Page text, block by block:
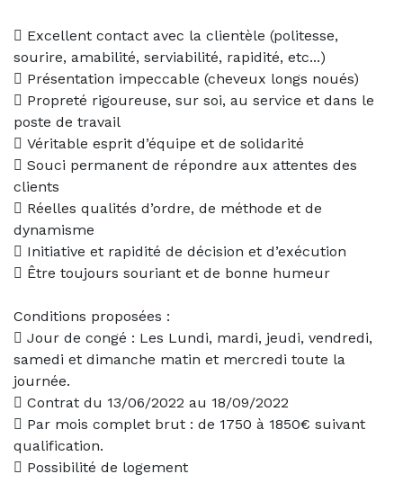
 Excellent contact avec la clientèle (politesse,
sourire, amabilité, serviabilité, rapidité, etc...)
 Présentation impeccable (cheveux longs noués)
 Propreté rigoureuse, sur soi, au service et dans le
poste de travail
 Véritable esprit d’équipe et de solidarité
 Souci permanent de répondre aux attentes des
clients
 Réelles qualités d’ordre, de méthode et de
dynamisme
 Initiative et rapidité de décision et d’exécution
 Être toujours souriant et de bonne humeur
Conditions proposées :
 Jour de congé : Les Lundi, mardi, jeudi, vendredi,
samedi et dimanche matin et mercredi toute la
journée.
 Contrat du 13/06/2022 au 18/09/2022
 Par mois complet brut : de 1750 à 1850€ suivant
qualification.
 Possibilité de logement